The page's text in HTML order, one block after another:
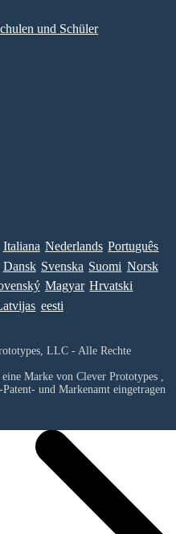
und Schüler
Italiana Nederlands Português
Dansk Svenska Suomi Norsk
Magyar Hrvatski
eesti
LLC - Alle Rechte
Marke von Clever Prototypes ,
und Markenamt eingetragen